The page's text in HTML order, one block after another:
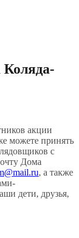
акции
можете принять
с
Дома
, а также
дети, друзья,